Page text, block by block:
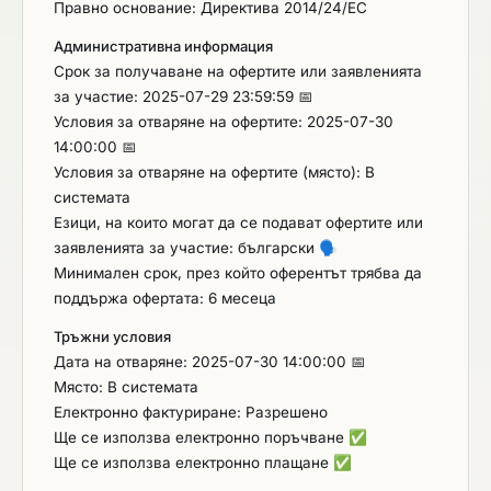
контролиращите лица (ДВ, бр. 75 от 2018 г.).
деня на доставката за необходимите количества
видове хранителни продукти/стоки трябва да
бъдат спазени изискванията към разфасовката
удостоверена с документ за датата на
производство на съответния продукт и срок на
годност. За всички хранителни продукти трябва
да бъдат спазени изискванията за качество,
стандартите на съответните производители и
действащите нормативни актове на Република
Правно основание: Директива 2014/24/ЕС
Административна информация
Срок за получаване на офертите или заявленията
за участие: 2025-07-29 23:59:59 📅
Условия за отваряне на офертите: 2025-07-30
14:00:00 📅
Условия за отваряне на офертите (място): В
системата
Езици, на които могат да се подават офертите или
заявленията за участие: български 🗣️
Минимален срок, през който оферентът трябва да
поддържа офертата: 6 месеца
Тръжни условия
Дата на отваряне: 2025-07-30 14:00:00 📅
Място: В системата
Електронно фактуриране: Разрешено
Ще се използва електронно поръчване ✅
Ще се използва електронно плащане ✅